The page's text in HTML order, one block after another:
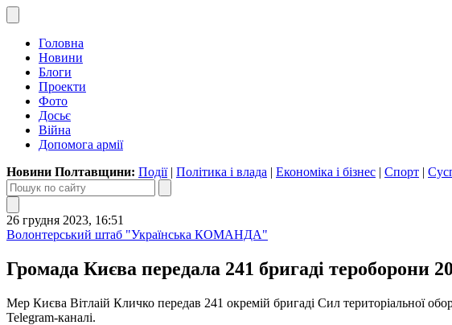
Головна
Новини
Блоги
Проекти
Фото
Досьє
Війна
Допомога армії
Новини Полтавщини: Події| Політика і влада | Економіка і бізнес | Спорт |
26 грудня 2023, 16:51
Волонтерський штаб "Українська КОМАНДА"
Громада Києва передала 241 бригаді тероборони
Мер Києва Вітлаій Кличко передав 241 окремій бригаді Сил територіальної
Telegram-каналі.